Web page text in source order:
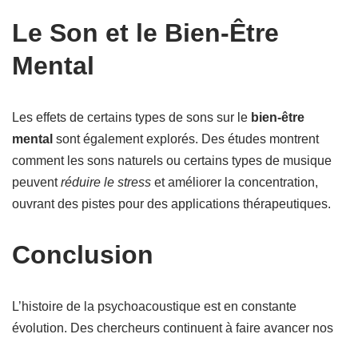
Le Son et le Bien-Être
Mental
Les effets de certains types de sons sur le bien-être
mental sont également explorés. Des études montrent
comment les sons naturels ou certains types de musique
peuventréduire le stress et améliorer la concentration,
ouvrant des pistes pour des applications thérapeutiques.
Conclusion
L’histoire de la psychoacoustique est en constante
évolution. Des chercheurs continuent à faire avancer nos